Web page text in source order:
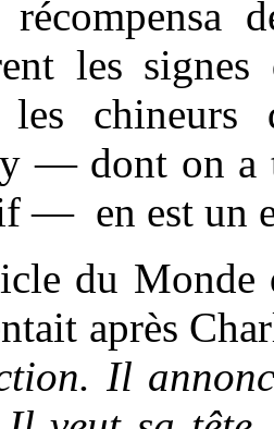
les signes
chineurs
— dont on a
— en est un
du Monde
après
Il